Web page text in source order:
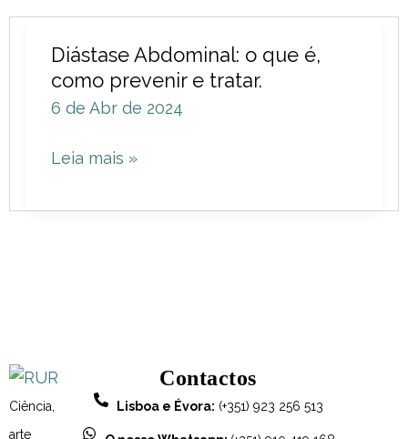
Diástase Abdominal: o que é,
como prevenir e tratar.
6 de Abr de 2024
Abdominal:
o
que
como
Leia mais »
Ciência,
arte
Contactos
Lisboa e Évora: (+351) 923 256 513